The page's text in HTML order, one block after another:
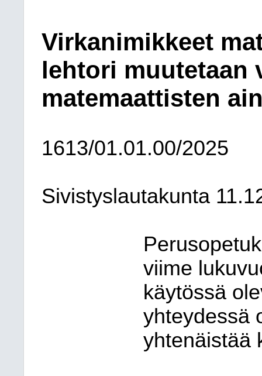
Virkanimikkeet
lehtori muutetaan
matemaattisten
1613/01.01.00/2025
Sivistyslautakunta
viime
käytössä
yhteydessä
yhtenäistää